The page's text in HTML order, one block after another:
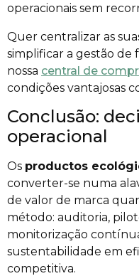
operacionais sem
Quer centralizar as
simplificar a gestão de
nossa central de
condições vantajosas
Conclusão:
operacional
Os productos
converter-se numa
de valor de marca
método: auditoria,
monitorização
sustentabilidade em
competitiva.